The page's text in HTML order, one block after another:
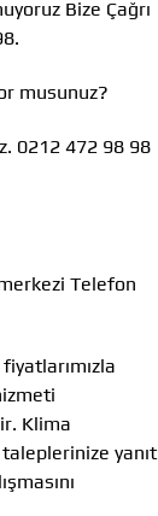
Bize Çağrı
musunuz?
0212 472 98 98
Telefon
Klima
yanıt